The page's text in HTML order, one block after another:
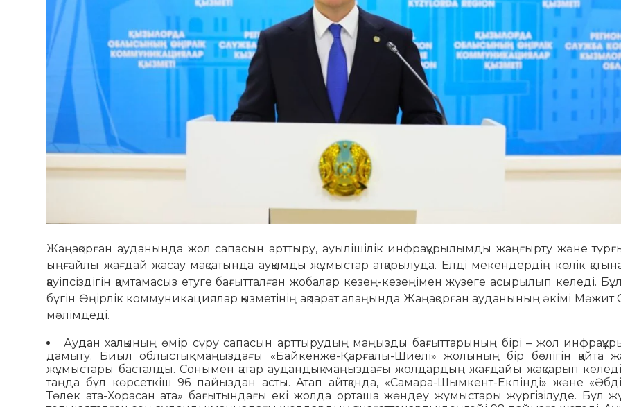
Жаңақорған ауданында жол сапасын арттыру, ауылішілік инфрақұрылымды жаңғырту және
ыңғайлы жағдай жасау мақсатында ауқымды жұмыстар атқарылуда. Елді мекендердің көлік
қауіпсіздігін қамтамасыз етуге бағытталған жобалар кезең-кезеңімен жүзеге асырылып келеді.
бүгін Өңірлік коммуникациялар қызметінің ақпарат алаңында Жаңақорған ауданының әкімі Мәжит
мәлімдеді.
Аудан халқының өмір сүру сапасын арттырудың маңызды бағыттарының бірі – жол
дамыту. Биыл облыстық маңыздағы «Байкенже-Қарғалы-Шиелі» жолының бір бөлігін қайта
жұмыстары басталды. Сонымен қатар аудандық маңыздағы жолдардың жағдайы жақсарып келеді.
таңда бұл көрсеткіш 96 пайыздан асты. Атап айтқанда, «Самара-Шымкент-Екпінді» және
Төлек ата-Хорасан ата» бағытындағы екі жолда орташа жөндеу жұмыстары жүргізілуде. Бұл